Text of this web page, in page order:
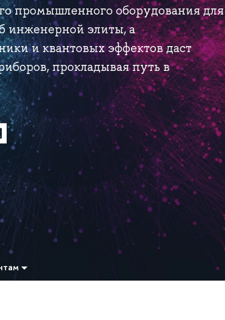
промышленного оборудования для
инженерной элиты, а
и квантовых эффектов даст
прокладывая путь в